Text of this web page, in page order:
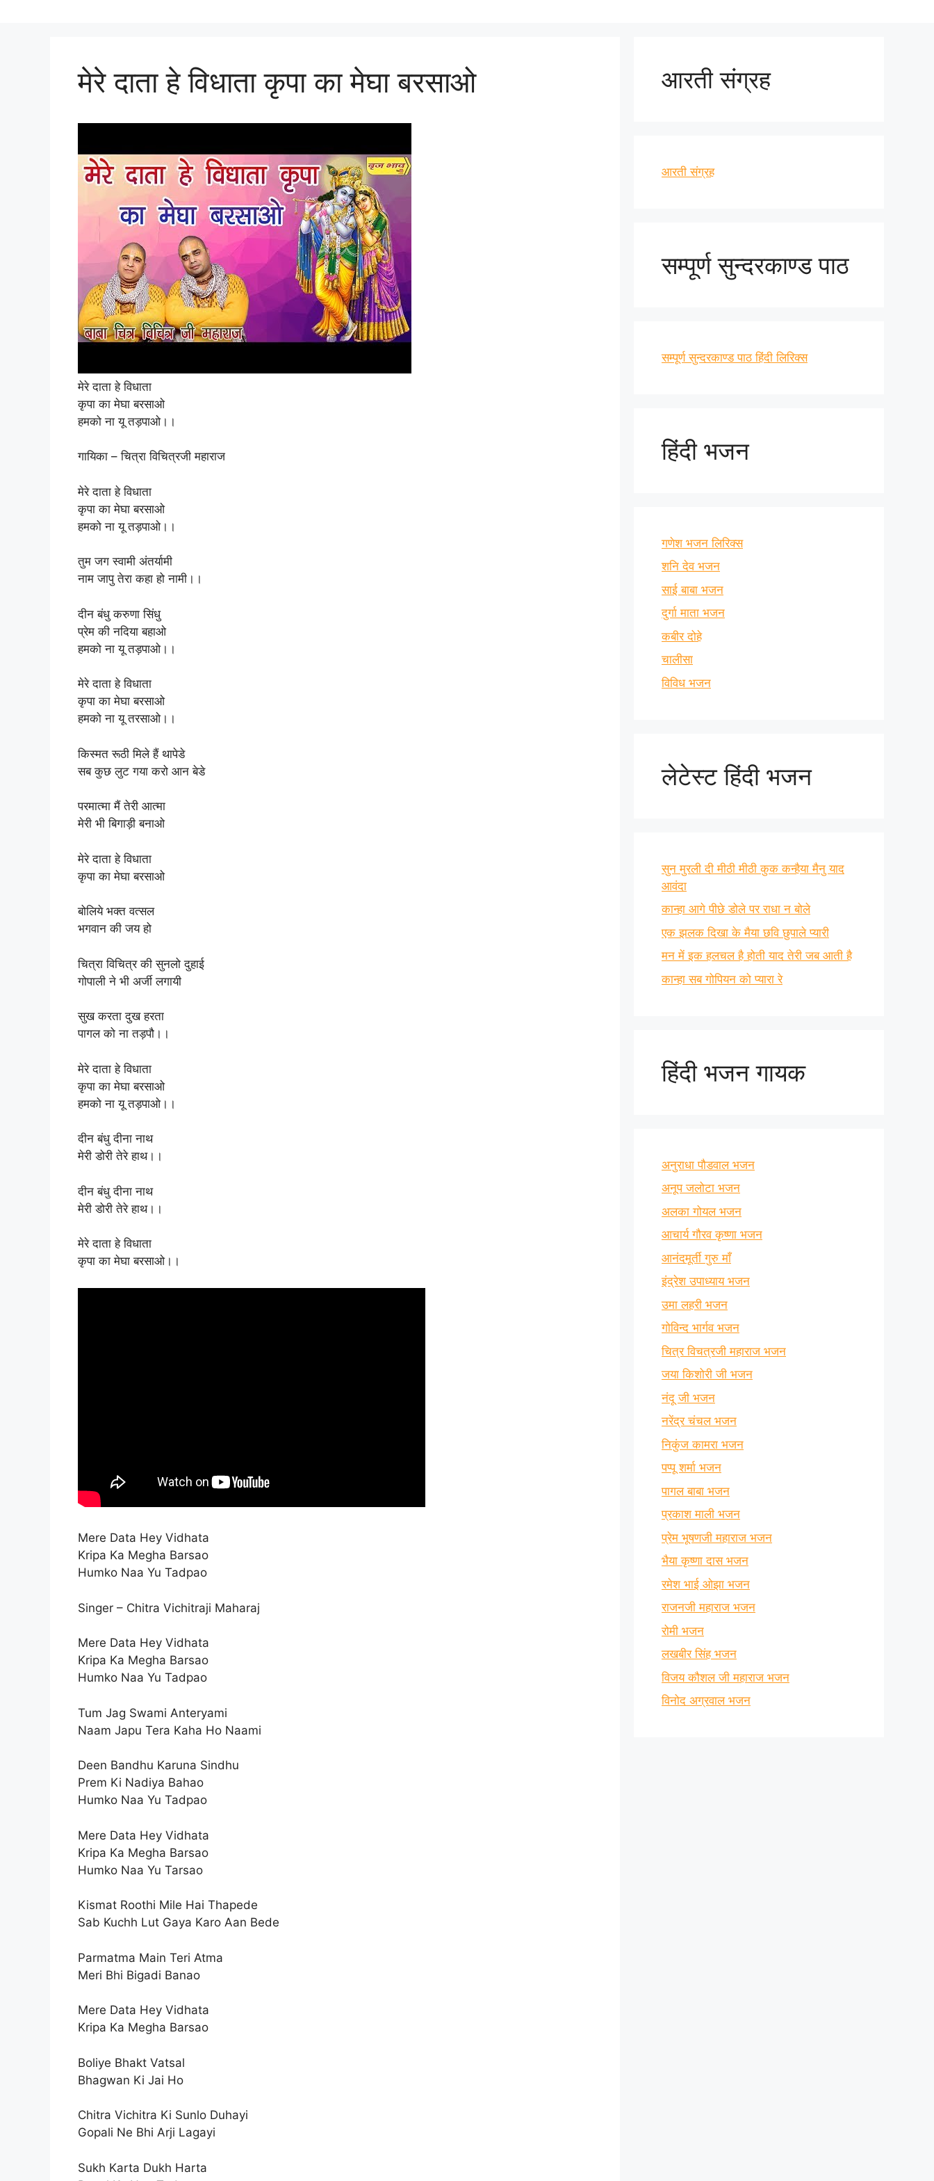
मेरे दाता हे विधाता कृपा का मेघा बरसाओ
मेरे दाता हे विधाता
कृपा का मेघा बरसाओ
हमको ना यू तड़पाओ।।
गायिका – चित्रा विचित्रजी महाराज
मेरे दाता हे विधाता
कृपा का मेघा बरसाओ
हमको ना यू तड़पाओ।।
तुम जग स्वामी अंतर्यामी
नाम जापु तेरा कहा हो नामी।।
दीन बंधु करुणा सिंधु
प्रेम की नदिया बहाओ
हमको ना यू तड़पाओ।।
मेरे दाता हे विधाता
कृपा का मेघा बरसाओ
हमको ना यू तरसाओ।।
किस्मत रूठी मिले हैं थापेडे
सब कुछ लुट गया करो आन बेडे
परमात्मा मैं तेरी आत्मा
मेरी भी बिगाड़ी बनाओ
मेरे दाता हे विधाता
कृपा का मेघा बरसाओ
बोलिये भक्त वत्सल
भगवान की जय हो
चित्रा विचित्र की सुनलो दुहाई
गोपाली ने भी अर्जी लगायी
सुख करता दुख हरता
पागल को ना तड़पौ।।
मेरे दाता हे विधाता
कृपा का मेघा बरसाओ
हमको ना यू तड़पाओ।।
दीन बंधु दीना नाथ
मेरी डोरी तेरे हाथ।।
दीन बंधु दीना नाथ
मेरी डोरी तेरे हाथ।।
मेरे दाता हे विधाता
कृपा का मेघा बरसाओ।।
Mere Data Hey Vidhata
Kripa Ka Megha Barsao
Humko Naa Yu Tadpao
Singer – Chitra Vichitraji Maharaj
Mere Data Hey Vidhata
Kripa Ka Megha Barsao
Humko Naa Yu Tadpao
Tum Jag Swami Anteryami
Naam Japu Tera Kaha Ho Naami
Deen Bandhu Karuna Sindhu
Prem Ki Nadiya Bahao
Humko Naa Yu Tadpao
Mere Data Hey Vidhata
Kripa Ka Megha Barsao
Humko Naa Yu Tarsao
Kismat Roothi Mile Hai Thapede
Sab Kuchh Lut Gaya Karo Aan Bede
Parmatma Main Teri Atma
Meri Bhi Bigadi Banao
Mere Data Hey Vidhata
Kripa Ka Megha Barsao
Boliye Bhakt Vatsal
Bhagwan Ki Jai Ho
Chitra Vichitra Ki Sunlo Duhayi
Gopali Ne Bhi Arji Lagayi
Sukh Karta Dukh Harta
आरती संग्रह
आरती संग्रह
सम्पूर्ण सुन्दरकाण्ड पाठ
सम्पूर्ण सुन्दरकाण्ड पाठ हिंदी लिरिक्स
हिंदी भजन
गणेश भजन लिरिक्स
शनि देव भजन
साई बाबा भजन
दुर्गा माता भजन
कबीर दोहे
चालीसा
विविध भजन
लेटेस्ट हिंदी भजन
सुन मुरली दी मीठी मीठी कुक कन्हैया मैनु याद
आवंदा
कान्हा आगे पीछे डोले पर राधा न बोले
एक झलक दिखा के मैया छवि छुपाले प्यारी
मन में इक हलचल है होती याद तेरी जब आती है
कान्हा सब गोपियन को प्यारा रे
हिंदी भजन गायक
अनुराधा पौडवाल भजन
अनूप जलोटा भजन
अलका गोयल भजन
आचार्य गौरव कृष्णा भजन
आनंदमूर्ती गुरु माँ
इंद्रेश उपाध्याय भजन
उमा लहरी भजन
गोविन्द भार्गव भजन
चित्र विचत्रजी महाराज भजन
जया किशोरी जी भजन
नंदू जी भजन
नरेंद्र चंचल भजन
निकुंज कामरा भजन
पप्पू शर्मा भजन
पागल बाबा भजन
प्रकाश माली भजन
प्रेम भूषणजी महाराज भजन
भैया कृष्णा दास भजन
रमेश भाई ओझा भजन
राजनजी महाराज भजन
रोमी भजन
लखबीर सिंह भजन
विजय कौशल जी महाराज भजन
विनोद अग्रवाल भजन